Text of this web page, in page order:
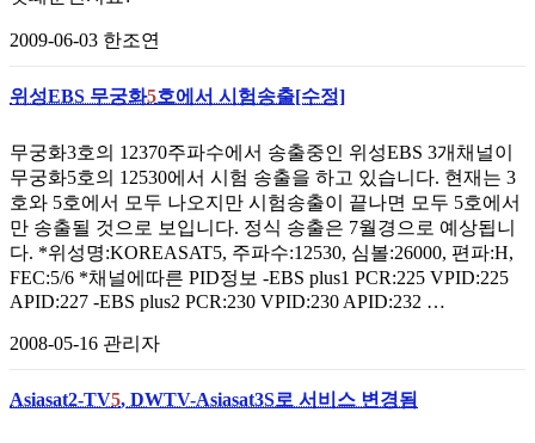
2009-06-03 한조연
위성EBS 무궁화5호에서 시험송출[수정]
무궁화3호의 12370주파수에서 송출중인 위성EBS 3개채널이
무궁화5호의 12530에서 시험 송출을 하고 있습니다. 현재는 3
호와 5호에서 모두 나오지만 시험송출이 끝나면 모두 5호에서
만 송출될 것으로 보입니다. 정식 송출은 7월경으로 예상됩니
다. *위성명:KOREASAT5, 주파수:12530, 심볼:26000, 편파:H,
FEC:5/6 *채널에따른 PID정보 -EBS plus1 PCR:225 VPID:225
APID:227 -EBS plus2 PCR:230 VPID:230 APID:232 …
2008-05-16 관리자
Asiasat2-TV5, DWTV-Asiasat3S로 서비스 변경됨